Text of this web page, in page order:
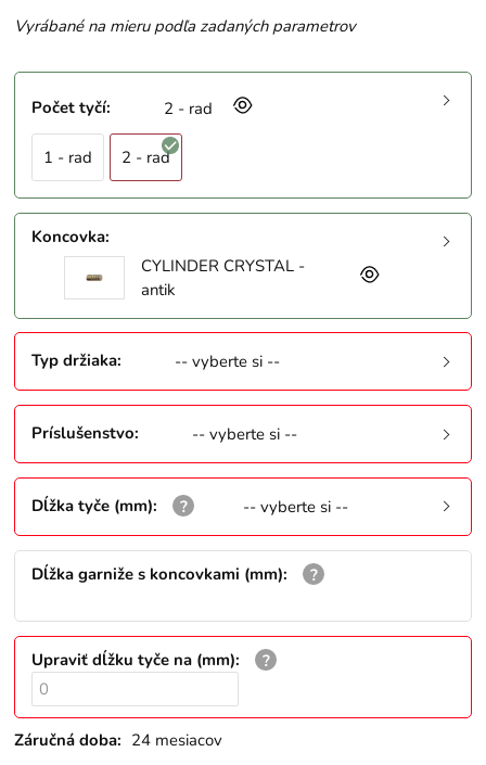
Vyrábané na mieru podľa zadaných parametrov
Počet tyčí: 2 - rad
1 - rad 2 - rad
Koncovka:
CYLINDER CRYSTAL -
antik
Typ držiaka: -- vyberte si --
Príslušenstvo: -- vyberte si --
Dĺžka tyče (mm): -- vyberte si --
Dĺžka garniže s koncovkami (mm):
Upraviť dĺžku tyče na (mm):
Záručná doba: 24 mesiacov